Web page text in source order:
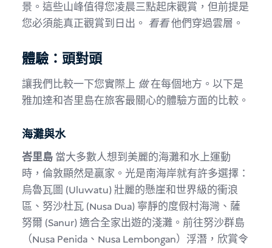
景。這些山峰值得您凌晨三點起床觀賞，但前提是
您必須能真正觀賞到日出。 看看他們穿過雲層。
體驗：頭對頭
讓我們比較一下您實際上 做在每個地方。以下是
雅加達和峇里島在旅客最關心的體驗方面的比較。
海灘與水
峇里島 當大多數人想到美麗的海灘和水上運動
時，倫敦顯然是贏家。光是南海岸就有許多選擇：
烏魯瓦圖 (Uluwatu) 壯麗的懸崖和世界級的衝浪
區、努沙杜瓦 (Nusa Dua) 寧靜的度假村海灣、薩
努爾 (Sanur) 適合全家出遊的淺灘。前往努沙群島
（Nusa Penida、Nusa Lembongan）浮潛，欣賞令